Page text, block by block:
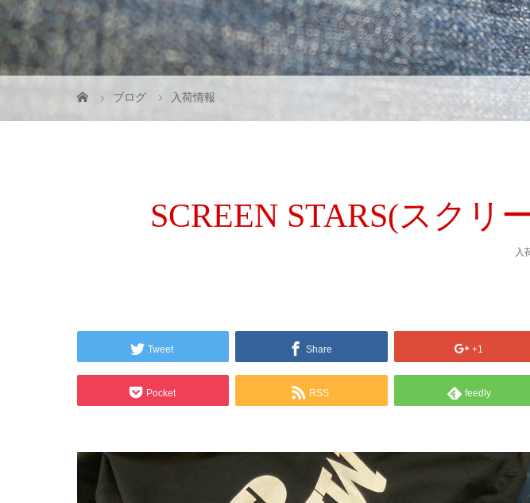
ブログ 入荷情報
SCREEN STARS(スクリ
入
Tweet Share +1
Pocket RSS feedly